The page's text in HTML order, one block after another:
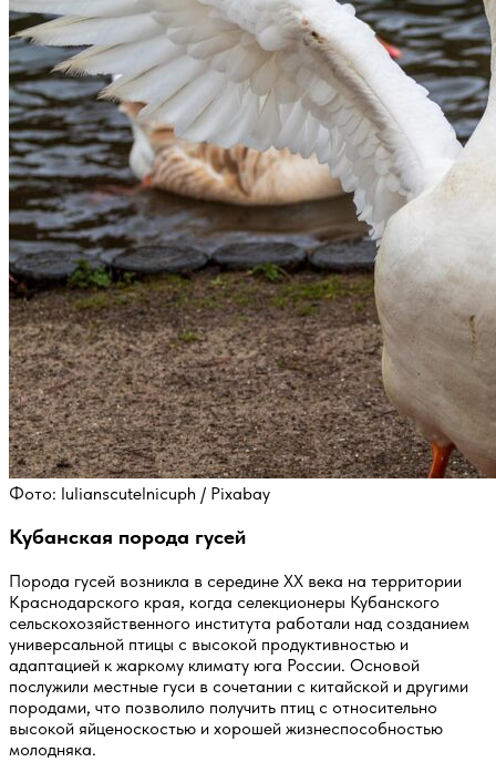
Фото: Iulianscutelnicuph / Pixabay
Кубанская порода гусей
Порода гусей возникла в середине XX века на территории
Краснодарского края, когда селекционеры Кубанского
сельскохозяйственного института работали над созданием
универсальной птицы с высокой продуктивностью и
адаптацией к жаркому климату юга России. Основой
послужили местные гуси в сочетании с китайской и другими
породами, что позволило получить птиц с относительно
высокой яйценоскостью и хорошей жизнеспособностью
молодняка.